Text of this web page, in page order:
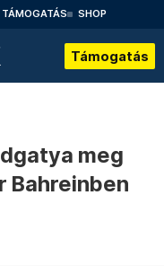
TÁMOGATÁS SHOP
Támogatás
meg
Bahreinben